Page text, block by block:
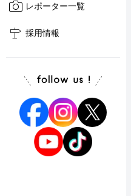
レポーター一覧
採用情報